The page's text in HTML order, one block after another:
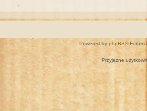
Powered by phpBB® Forum
Przyjazne